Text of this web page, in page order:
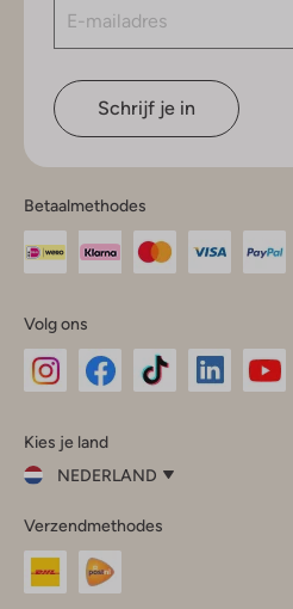
Schrijf je in
Betaalmethodes
Volg ons
InstagramFacebook
Kies je land
NEDERLAND
je
land
Nederland
Verzendmethodes